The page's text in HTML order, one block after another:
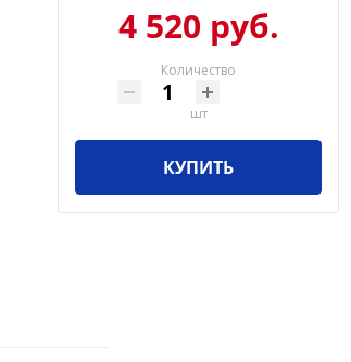
4 520 руб.
Количество
шт
КУПИТЬ